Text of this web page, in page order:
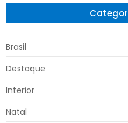
Brasil
Destaque
Interior
Natal